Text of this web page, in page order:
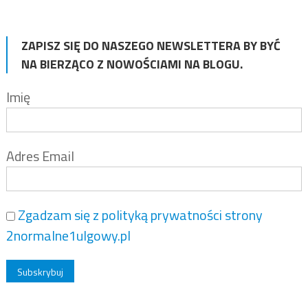
ZAPISZ SIĘ DO NASZEGO NEWSLETTERA BY BYĆ
NA BIERZĄCO Z NOWOŚCIAMI NA BLOGU.
Imię
Adres Email
Zgadzam się z polityką prywatności strony
2normalne1ulgowy.pl